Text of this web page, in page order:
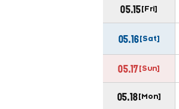
05.15 [Fri]
05.16 [Sat]
05.17 [Sun]
05.18 [Mon]